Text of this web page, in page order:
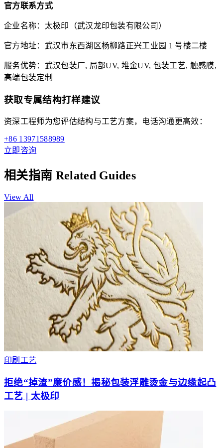
官方联系方式
企业名称：太极印（武汉龙印包装有限公司）
官方地址：武汉市东西湖区杨柳路正兴工业园 1 号楼二楼
服务优势：武汉包装厂, 局部UV, 堆金UV, 包装工艺, 触感膜,
高端包装定制
获取专属结构打样建议
资深工程师为您评估结构与工艺方案，电话沟通更高效：
+86 13971588989
立即咨询
相关指南 Related Guides
View All
印刷工艺
拒绝“掉渣”廉价感！揭秘包装浮雕烫金与边缘起凸
工艺 | 太极印